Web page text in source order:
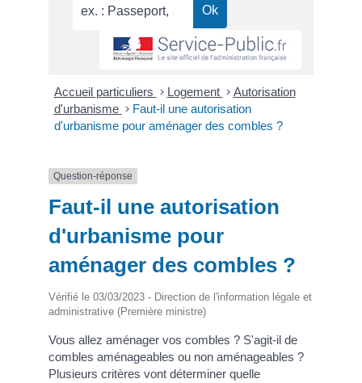
Accueil particuliers > Logement > Autorisation
d'urbanisme > Faut-il une autorisation
d'urbanisme pour aménager des combles ?
Question-réponse
Faut-il une autorisation
d'urbanisme pour
aménager des combles ?
Vérifié le 03/03/2023 - Direction de l'information légale et
administrative (Première ministre)
Vous allez aménager vos combles ? S'agit-il de
combles aménageables ou non aménageables ?
Plusieurs critères vont déterminer quelle